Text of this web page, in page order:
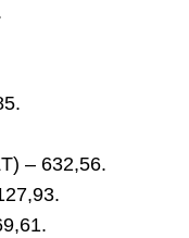
– 632,56.